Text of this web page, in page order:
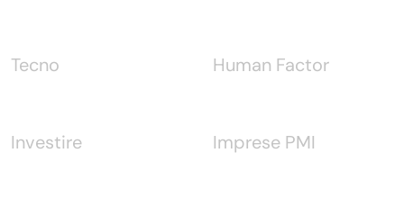
Tecno
Investire
Human Factor
Imprese PMI